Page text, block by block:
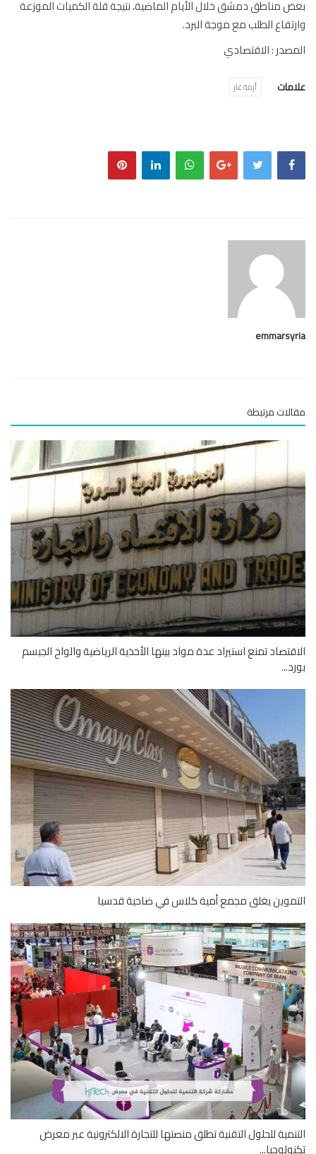
مناطق دمشق خلال الأيام الماضية، نتيجة قلة الكميات الموزعة
الطلب مع موجة البرد.
: الاقتصادي
أزمة غاز
مرتبطة
تمنع استيراد عدة مواد بينها الأحذية الرياضية والواح الجبسم
يغلق مجمع أمية كلاس في ضاحية قدسيا
للحلول التقنية تطلق منصتها للتجارة الالكترونية عبر معرض